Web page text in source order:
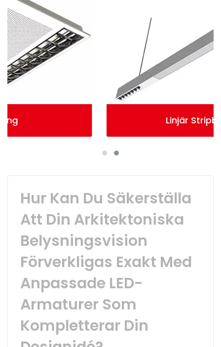
Hur Kan Du Säkerställa
Att Din Arkitektoniska
Belysningsvision
Förverkligas Exakt Med
Anpassade LED-
Armaturer Som
Kompletterar Din